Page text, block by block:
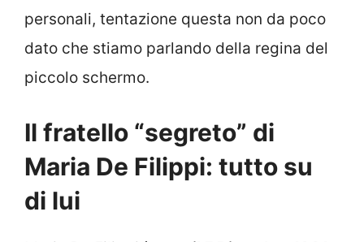
personali, tentazione questa non da poco
dato che stiamo parlando della regina del
piccolo schermo.
Il fratello “segreto” di
Maria De Filippi: tutto su
di lui